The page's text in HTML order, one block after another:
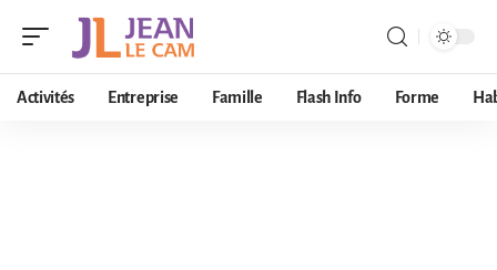
Activités Entreprise Famille Flash Info Forme